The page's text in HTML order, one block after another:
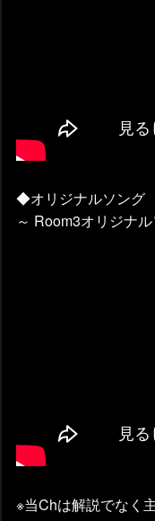
◆オリジナルソング
～ Room3オリジナ
※当Chは解説でなく